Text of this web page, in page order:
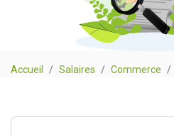
Accueil Salaires Commerce